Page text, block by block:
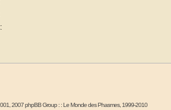
2007 phpBB Group : :Le Monde des Phasmes, 1999-2010